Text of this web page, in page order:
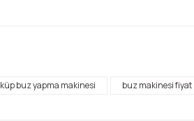
küp buz yapma makinesi buz makinesi fiyat